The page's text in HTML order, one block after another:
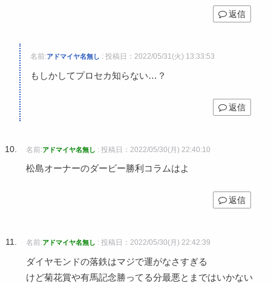
返信
名前:アドマイヤ名無し : 投稿日：2022/05/31(火) 13:33:53
もしかしてプロセカ知らない…？
返信
名前:アドマイヤ名無し : 投稿日：2022/05/30(月) 22:40:10
松島オーナーのダービー勝利コラムはよ
返信
名前:アドマイヤ名無し : 投稿日：2022/05/30(月) 22:42:39
ダイヤモンドの落鉄はマジで運がなさすぎる
けど菊花賞や有馬記念勝ってる分最悪とまではいかない